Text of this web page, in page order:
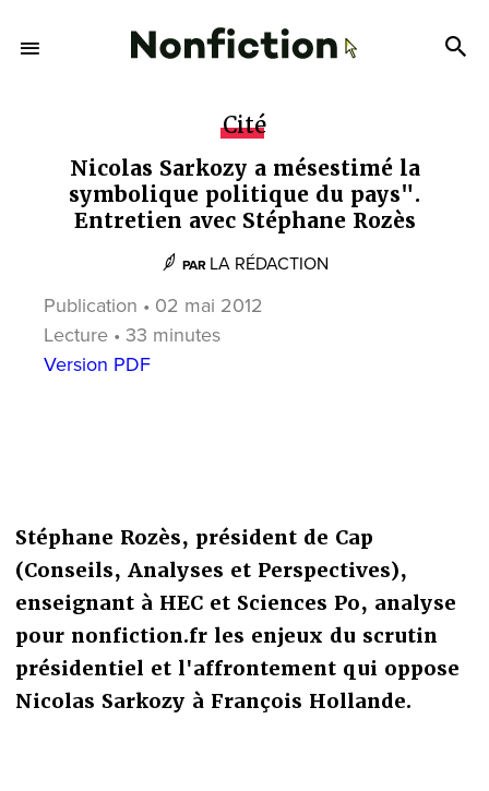
Cité
Nicolas Sarkozy a mésestimé la
symbolique politique du pays".
Entretien avec Stéphane Rozès
PAR LA RÉDACTION
Publication • 02 mai 2012
Lecture • 33 minutes
Version PDF
Stéphane Rozès, président de Cap
(Conseils, Analyses et Perspectives),
enseignant à HEC et Sciences Po, analyse
pour nonfiction.fr les enjeux du scrutin
présidentiel et l'affrontement qui oppose
Nicolas Sarkozy à François Hollande.